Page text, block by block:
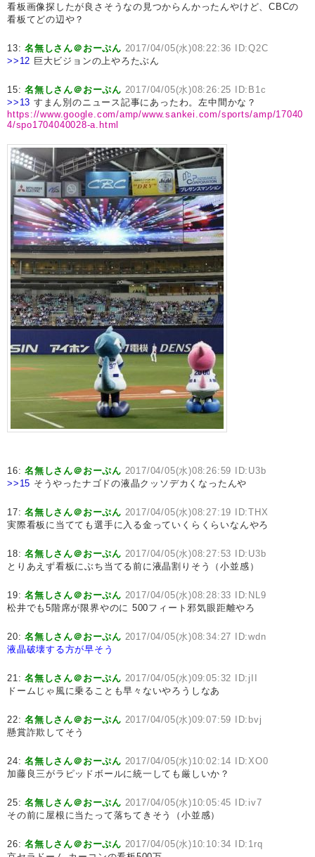
看板画像探したが良さそうなの見つからんかったんやけど、CBCの
看板てどの辺や？
13:名無しさん＠おーぷん 2017/04/05(水)08:22:36 ID:Q2C
>>12 巨大ビジョンの上やろたぶん
15:名無しさん＠おーぷん 2017/04/05(水)08:26:25 ID:B1c
>>13 すまん別のニュース記事にあったわ。左中間かな？
https://www.google.com/amp/www.sankei.com/sports/amp/17040
4/spo1704040028-a.html
16:名無しさん＠おーぷん 2017/04/05(水)08:26:59 ID:U3b
>>15 そうやったナゴドの液晶クッソデカくなったんや
17:名無しさん＠おーぷん 2017/04/05(水)08:27:19 ID:THX
実際看板に当てても選手に入る金っていくらくらいなんやろ
18:名無しさん＠おーぷん 2017/04/05(水)08:27:53 ID:U3b
とりあえず看板にぶち当てる前に液晶割りそう（小並感）
19:名無しさん＠おーぷん 2017/04/05(水)08:28:33 ID:NL9
松井でも5階席が限界やのに 500フィート邪気眼距離やろ
20:名無しさん＠おーぷん 2017/04/05(水)08:34:27 ID:wdn
液晶破壊する方が早そう
21:名無しさん＠おーぷん 2017/04/05(水)09:05:32 ID:jII
ドームじゃ風に乗ることも早々ないやろうしなあ
22:名無しさん＠おーぷん 2017/04/05(水)09:07:59 ID:bvj
懸賞詐欺してそう
24:名無しさん＠おーぷん 2017/04/05(水)10:02:14 ID:XO0
加藤良三がラピッドボールに統一しても厳しいか？
25:名無しさん＠おーぷん 2017/04/05(水)10:05:45 ID:iv7
その前に屋根に当たって落ちてきそう（小並感）
26:名無しさん＠おーぷん 2017/04/05(水)10:10:34 ID:1rq